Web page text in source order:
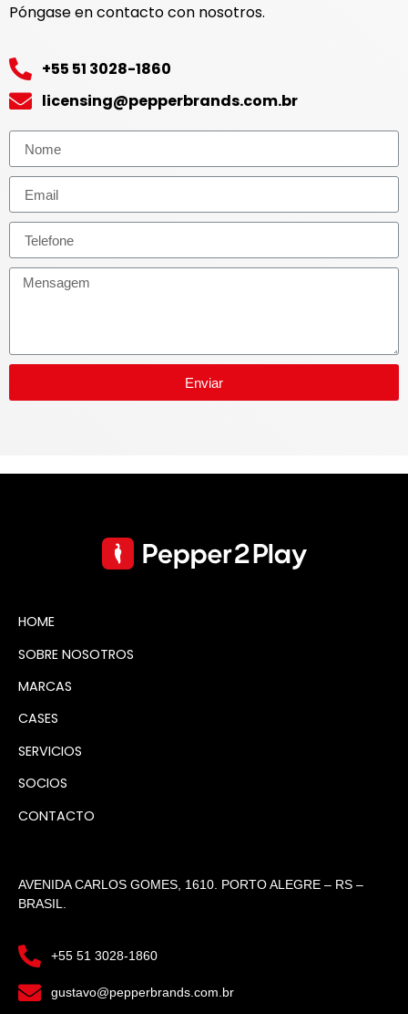
Póngase en contacto con nosotros.
+55 51 3028-1860
licensing@pepperbrands.com.br
Enviar
HOME
SOBRE NOSOTROS
MARCAS
CASES
SERVICIOS
SOCIOS
CONTACTO
AVENIDA CARLOS GOMES, 1610. PORTO ALEGRE – RS –
BRASIL.
+55 51 3028-1860
gustavo@pepperbrands.com.br